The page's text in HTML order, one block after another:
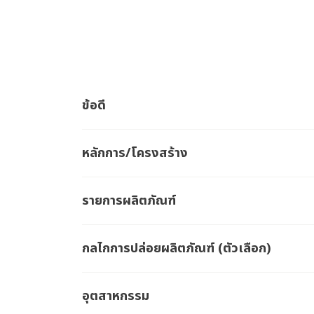
ข้อดี
หลักการ/โครงสร้าง
รายการผลิตภัณฑ์
กลไกการปล่อยผลิตภัณฑ์ (ตัวเลือก)
อุตสาหกรรม